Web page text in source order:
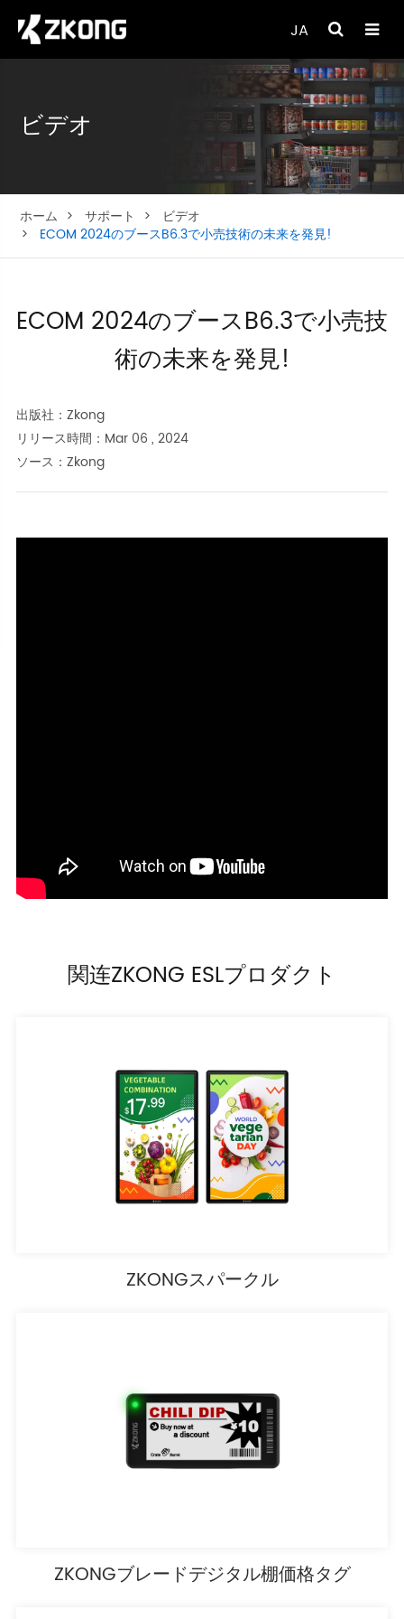
JA
ビデオ
ホーム サポート
ビデオ
ECOM 2024のブースB6.3で小売技術の未来を発見!
ECOM 2024のブースB6.3で小売技
術の未来を発見!
出版社：Zkong
リリース時間：Mar 06 , 2024
ソース：Zkong
関连ZKONG ESLプロダクト
ZKONGスパークル
ZKONGブレードデジタル棚価格タグ